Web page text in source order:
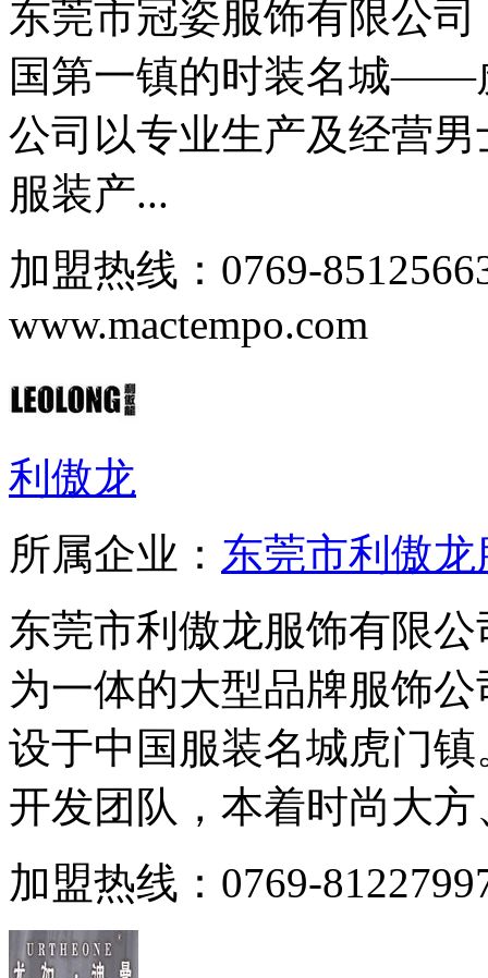
东莞市冠姿服饰有限公
国第一镇的时装名城——
公司以专业生产及经营
服装产...
加盟热线：0769-
www.mactempo.com
利傲龙
所属企业： 东莞市利傲
东莞市利傲龙服饰有限
为一体的大型品牌服饰
设于中国服装名城虎门
开发团队，本着时尚大
加盟热线：0769-